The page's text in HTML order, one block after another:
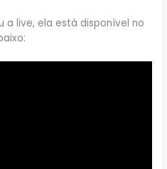
a live, ela está disponível no